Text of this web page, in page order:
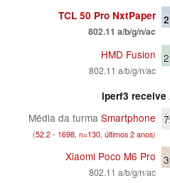
TCL 50 Pro NxtPaper
802.11 a/b/g/n/ac
HMD Fusion
802.11 a/b/g/n/ac
iperf3 receive
Média da turma Smartphone
(52.2 - 1698, n=130, últimos 2 anos)
Xiaomi Poco M6 Pro
802.11 a/b/g/n/ac